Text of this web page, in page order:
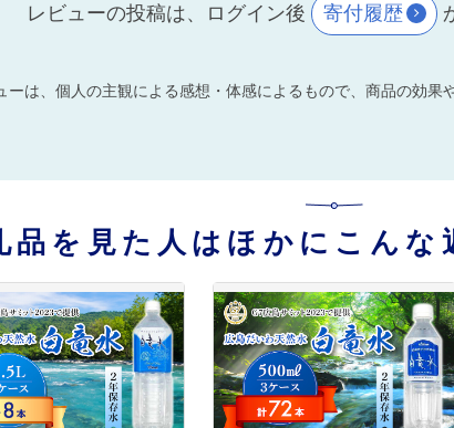
レビューの投稿は、ログイン後 寄付履歴
ーは、個人の主観による感想・体感によるもので、商品の効果
品を見た人はほかにこんな